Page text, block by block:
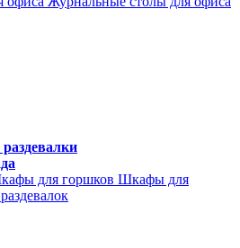
для горшков Шкафы для